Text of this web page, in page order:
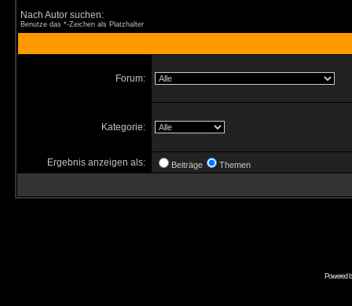
Nach Autor suchen:
Benutze das *-Zeichen als Platzhalter
Forum:
Kategorie:
Ergebnis anzeigen als: Beiträge Themen
Powered